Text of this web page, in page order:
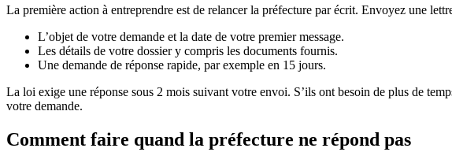
La première action à entreprendre est de relancer la préfecture par écrit. Envoyez une
L’objet de votre demande et la date de votre premier message.
Les détails de votre dossier y compris les documents fournis.
Une demande de réponse rapide, par exemple en 15 jours.
La loi exige une réponse sous 2 mois suivant votre envoi. S’ils ont besoin de plus de
votre demande.
Comment faire quand la préfecture ne répond pas